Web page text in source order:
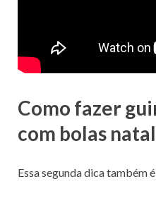
Como fazer
com bolas
Essa segunda dica também